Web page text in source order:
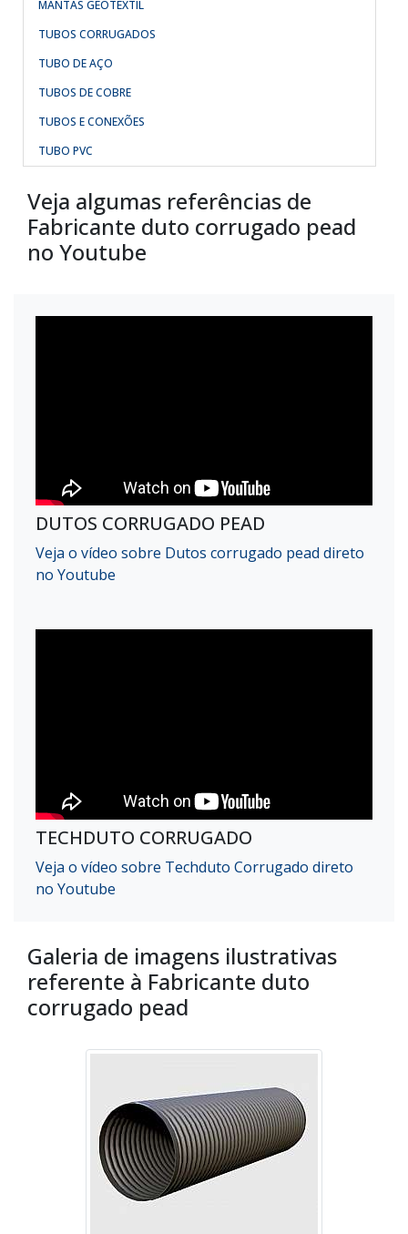
MANTAS GEOTEXTIL
TUBOS CORRUGADOS
TUBO DE AÇO
TUBOS DE COBRE
TUBOS E CONEXÕES
TUBO PVC
Veja algumas referências de
Fabricante duto corrugado pead
no Youtube
DUTOS CORRUGADO PEAD
Veja o vídeo sobre Dutos corrugado pead direto
no Youtube
TECHDUTO CORRUGADO
Veja o vídeo sobre Techduto Corrugado direto
no Youtube
Galeria de imagens ilustrativas
referente à Fabricante duto
corrugado pead